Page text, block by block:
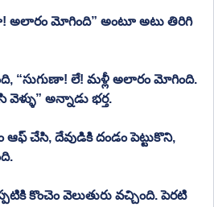
అలారం మోగింది” అంటూ అటు తిరిగి
“సుగుణా! లే! మళ్లీ అలారం మోగింది.
అన్నాడు భర్త.
చేసి, దేవుడికి దండం పెట్టుకొని,
కొంచెం వెలుతురు వచ్చింది. పెరటి